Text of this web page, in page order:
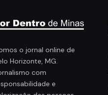
o jornal online de
Horizonte, MG.
com
e